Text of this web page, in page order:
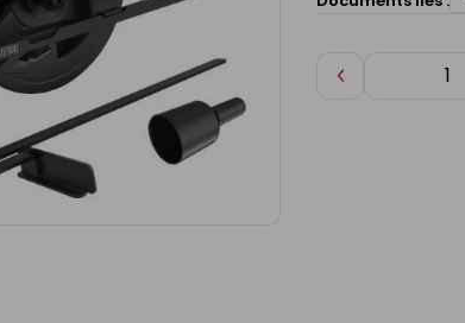
Diminuer